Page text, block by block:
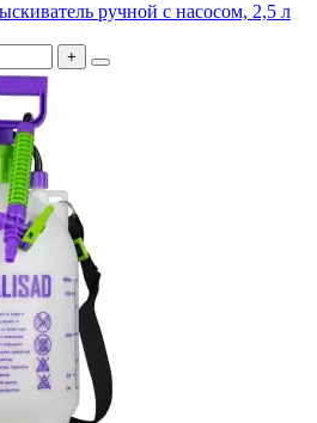
ручной с насосом, 2,5 л